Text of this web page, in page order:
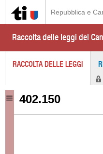
Repubblica e
Raccolta delle leggi del
RACCOLTA DELLE LEGGI
402.150